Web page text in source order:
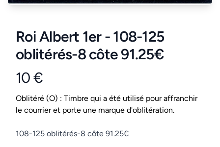
Roi Albert 1er - 108-125
oblitérés-8 côte 91.25€
Product information
10 €
Conditions
Oblitéré (O) : Timbre qui a été utilisé pour affranchir
le courrier et porte une marque d'oblitération.
Description
108-125 oblitérés-8 côte 91.25€